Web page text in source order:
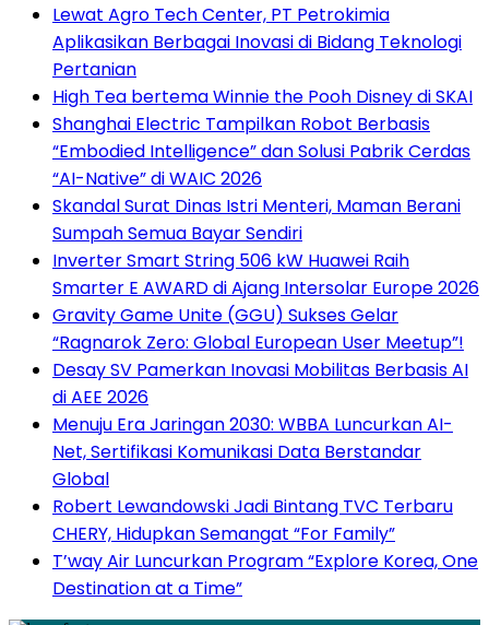
Lewat Agro Tech Center, PT Petrokimia
Aplikasikan Berbagai Inovasi di Bidang Teknologi
Pertanian
High Tea bertema Winnie the Pooh Disney di SKAI
Shanghai Electric Tampilkan Robot Berbasis
“Embodied Intelligence” dan Solusi Pabrik Cerdas
“AI-Native” di WAIC 2026
Skandal Surat Dinas Istri Menteri, Maman Berani
Sumpah Semua Bayar Sendiri
Inverter Smart String 506 kW Huawei Raih
Smarter E AWARD di Ajang Intersolar Europe 2026
Gravity Game Unite (GGU) Sukses Gelar
“Ragnarok Zero: Global European User Meetup”!
Desay SV Pamerkan Inovasi Mobilitas Berbasis AI
di AEE 2026
Menuju Era Jaringan 2030: WBBA Luncurkan AI-
Net, Sertifikasi Komunikasi Data Berstandar
Global
Robert Lewandowski Jadi Bintang TVC Terbaru
CHERY, Hidupkan Semangat “For Family”
T’way Air Luncurkan Program “Explore Korea, One
Destination at a Time”